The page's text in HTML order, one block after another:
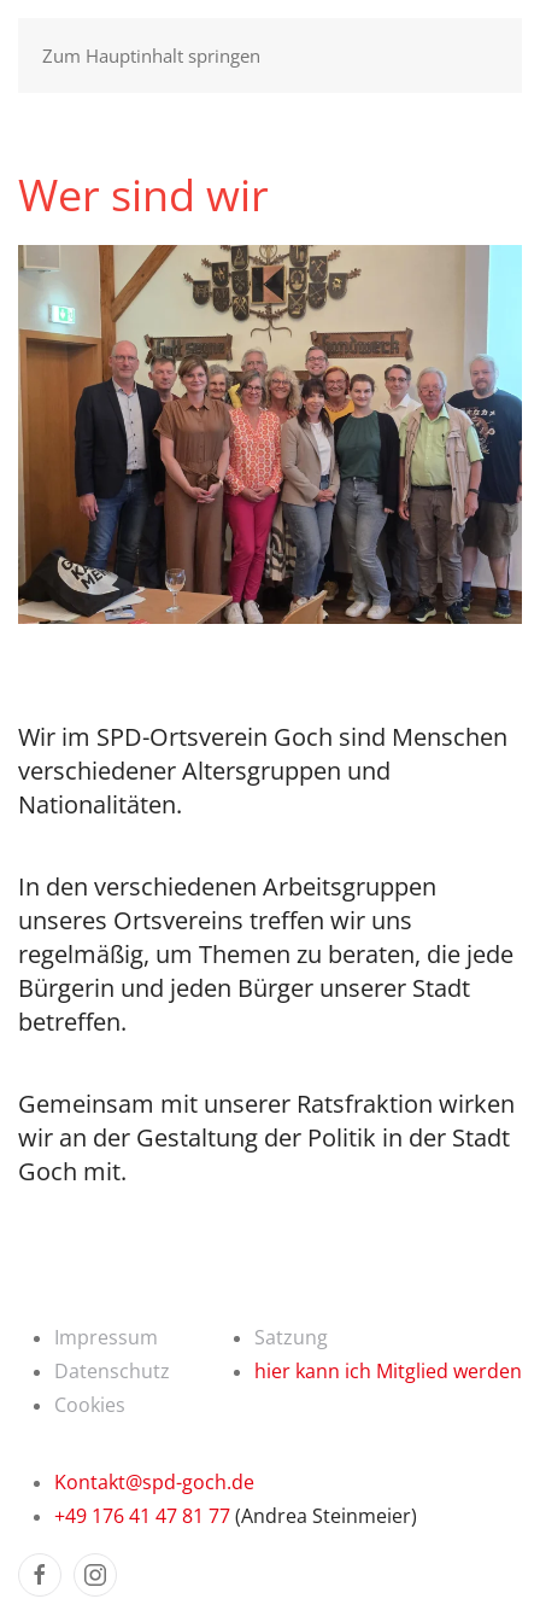
Zum Hauptinhalt springen
Wer sind wir
Wir im SPD-Ortsverein Goch sind Menschen
verschiedener Altersgruppen und
Nationalitäten.
In den verschiedenen Arbeitsgruppen
unseres Ortsvereins treffen wir uns
regelmäßig, um Themen zu beraten, die jede
Bürgerin und jeden Bürger unserer Stadt
betreffen.
Gemeinsam mit unserer Ratsfraktion wirken
wir an der Gestaltung der Politik in der Stadt
Goch mit.
Impressum
Datenschutz
Cookies
Satzung
hier kann ich Mitglied werden
Kontakt@spd-goch.de
+49 176 41 47 81 77(Andrea Steinmeier)